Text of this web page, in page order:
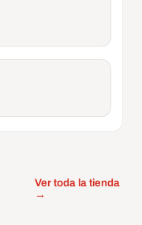
Ver toda la tienda
→